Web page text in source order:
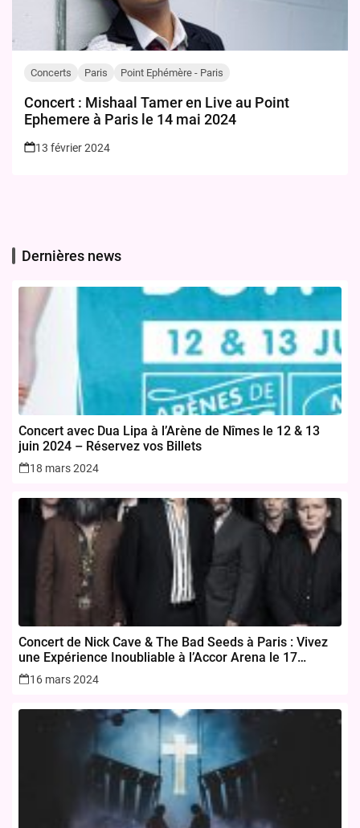
Concerts Paris Point Ephémère - Paris
Concert : Mishaal Tamer en Live au Point
Ephemere à Paris le 14 mai 2024
13 février 2024
Dernières news
Concert avec Dua Lipa à l’Arène de Nîmes le 12 & 13
juin 2024 – Réservez vos Billets
18 mars 2024
Concert de Nick Cave & The Bad Seeds à Paris : Vivez
une Expérience Inoubliable à l’Accor Arena le 17
novembre 2024
16 mars 2024